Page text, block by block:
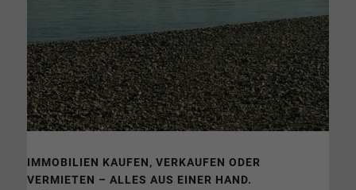
IMMOBILIEN KAUFEN, VERKAUFEN ODER
VERMIETEN – ALLES AUS EINER HAND.